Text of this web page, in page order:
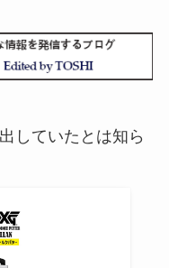
していたとは知ら